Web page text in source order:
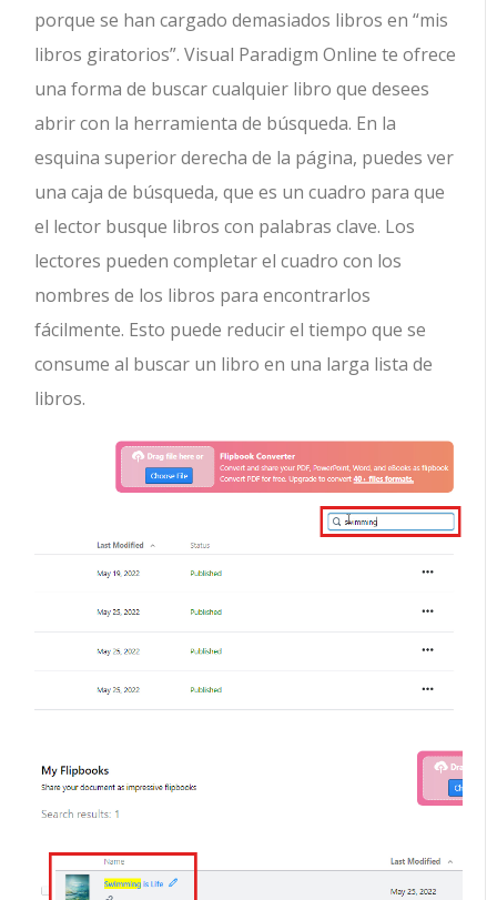
porque se han cargado demasiados libros en “mis
libros giratorios”. Visual Paradigm Online te ofrece
una forma de buscar cualquier libro que desees
abrir con la herramienta de búsqueda. En la
esquina superior derecha de la página, puedes ver
una caja de búsqueda, que es un cuadro para que
el lector busque libros con palabras clave. Los
lectores pueden completar el cuadro con los
nombres de los libros para encontrarlos
fácilmente. Esto puede reducir el tiempo que se
consume al buscar un libro en una larga lista de
libros.